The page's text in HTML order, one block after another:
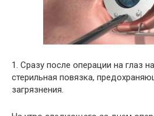
1. Сразу после операции на глаз
стерильная повязка,
загрязнения.